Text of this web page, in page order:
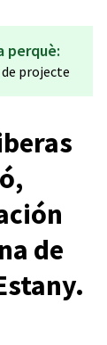
perquè:
projecte
de